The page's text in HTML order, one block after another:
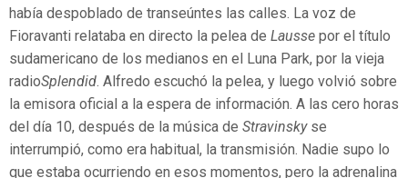
había despoblado de transeúntes las calles. La voz de
Fioravanti relataba en directo la pelea de Lausse por el título
sudamericano de los medianos en el Luna Park, por la vieja
radioSplendid. Alfredo escuchó la pelea, y luego volvió sobre
la emisora oficial a la espera de información. A las cero horas
del día 10, después de la música de Stravinskyse
interrumpió, como era habitual, la transmisión. Nadie supo lo
que estaba ocurriendo en esos momentos, pero la adrenalina